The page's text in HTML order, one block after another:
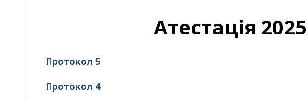
Атестація 2025
Протокол 5
Протокол 4